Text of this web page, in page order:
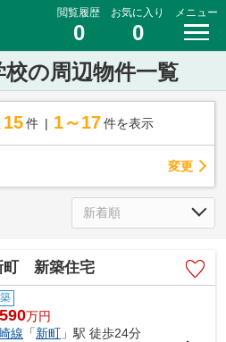
閲覧履歴
0
お気に入り
0
メニュー
の周辺物件一覧
15 件 1～17 件を表示
変更
町 新築住宅
万円
線 「新町 」駅 徒歩24分